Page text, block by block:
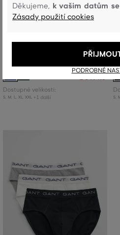
SLEVA -30%
1 499 Kč
1 049 Kč
Dostupné velikosti:
S, M L, XL, XXL +1 další S,
Děkujeme, k vašim datům
Zásady použití cookies
PODROBNÉ